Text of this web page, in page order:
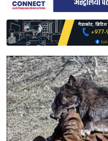
साहित्य
प्रदेश
English